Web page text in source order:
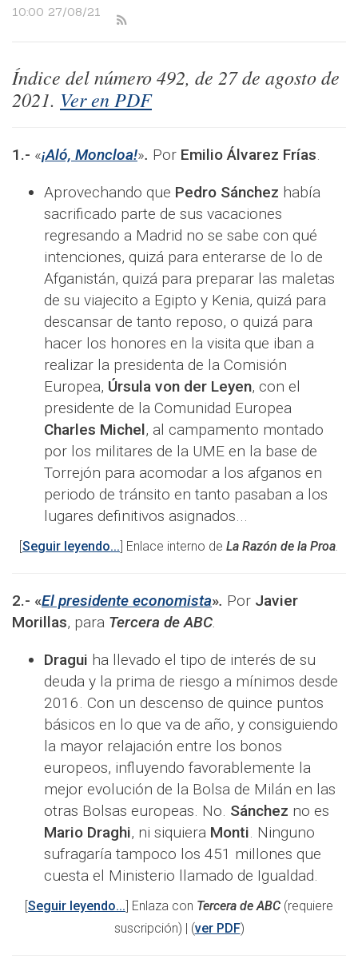
10:00 27/08/21
Índice del número492, de 27de agostode
2021. Ver en PDF
1.- «¡Aló, Moncloa!». Por Emilio Álvarez Frías.
Aprovechando que Pedro Sánchez había
sacrificado parte de sus vacaciones
regresando a Madrid no se sabe con qué
intenciones, quizá para enterarse de lo de
Afganistán, quizá para preparar las maletas
de su viajecito a Egipto y Kenia, quizá para
descansar de tanto reposo, o quizá para
hacer los honores en la visita que iban a
realizar la presidenta de la Comisión
Europea, Úrsula von der Leyen, con el
presidente de la Comunidad Europea
Charles Michel, al campamento montado
por los militares de la UME en la base de
Torrejón para acomodar a los afganos en
periodo de tránsito en tanto pasaban a los
lugares definitivos asignados...
[Seguir leyendo...] Enlace interno de La Razón de la Proa.
2.- «El presidente economista». Por Javier
Morillas, para Tercera de ABC.
Dragui ha llevado el tipo de interés de su
deuda y la prima de riesgo a mínimos desde
2016. Con un descenso de quince puntos
básicos en lo que va de año, y consiguiendo
la mayor relajación entre los bonos
europeos, influyendo favorablemente la
mejor evolución de la Bolsa de Milán en las
otras Bolsas europeas. No. Sánchez no es
Mario Draghi, ni siquiera Monti. Ninguno
sufragaría tampoco los 451 millones que
cuesta el Ministerio llamado de Igualdad.
[Seguir leyendo...] Enlaza con Tercera de ABC (requiere
suscripción) | (ver PDF)